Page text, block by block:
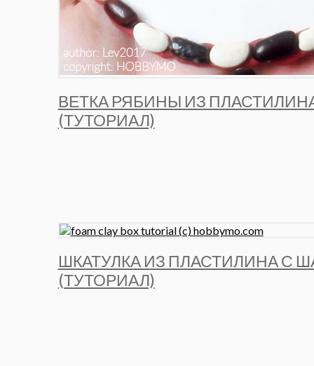
ВЕТКА РЯБИНЫ ИЗ
(ТУТОРИАЛ)
ШКАТУЛКА ИЗ ПЛАСТИЛИНА С
(ТУТОРИАЛ)